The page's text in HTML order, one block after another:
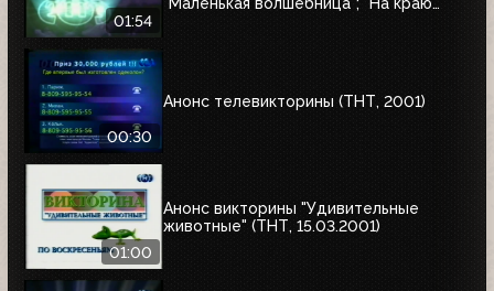
01:54
00:30
Анонс телевикторины (ТНТ, 2001)
01:00
Анонс викторины "Удивительные
животные" (ТНТ, 15.03.2001)